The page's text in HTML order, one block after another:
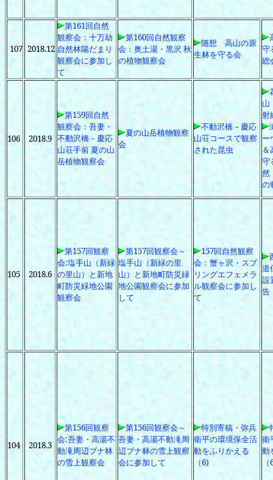
107 2018.12
第161回自然
観察会：十万劫
自然林陽だまり
観察会に参加し
て
第160回自然観察
会：奥土湯・黒沢 秋
の植物観察会
随想 高山の原
生林を守る会
守
総
106 2018.9
第159回自然
観察会：吾妻・
不動沢橋－慶応
山荘手前 夏の山
岳植物観察会
夏の山岳植物観察
会
不動沢橋－慶応
山荘コースで観察
された昆虫
山
射
ー
＆
守
然
の
105 2018.6
第157回観察
会:塩手山（新緑
の里山）と新地
町防災緑地公園
観察会
第157回観察会～
塩手山（新緑の里
山）と新地町防災緑
地公園観察会に参加
して
157回自然観察
会：蟹ヶ沢・スプ
リングエフェメラ
ル観察会に参加し
て
道
設
告
104 2018.3
第156回観察
会:吾妻・高湯不
動滝周辺ブナ林
の雪上観察会
第156回観察会～
吾妻・高湯不動滝周
辺ブナ林の雪上観察
会に参加して
特別寄稿・弥兵
衛平の環境保全活
動をふりかえる
（6)
衛
動